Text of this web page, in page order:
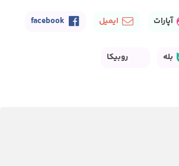
آپارات ایمیل
بله روبیکا